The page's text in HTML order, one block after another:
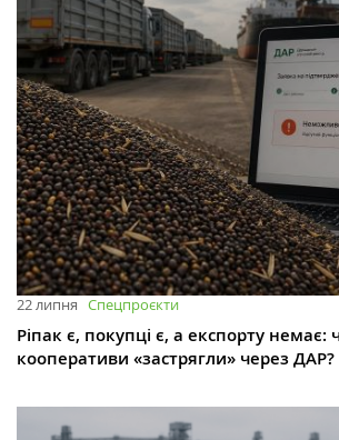
22 липня Спецпроєкти
Ріпак є, покупці є, а експорту немає:
кооперативи «застрягли» через ДАР?